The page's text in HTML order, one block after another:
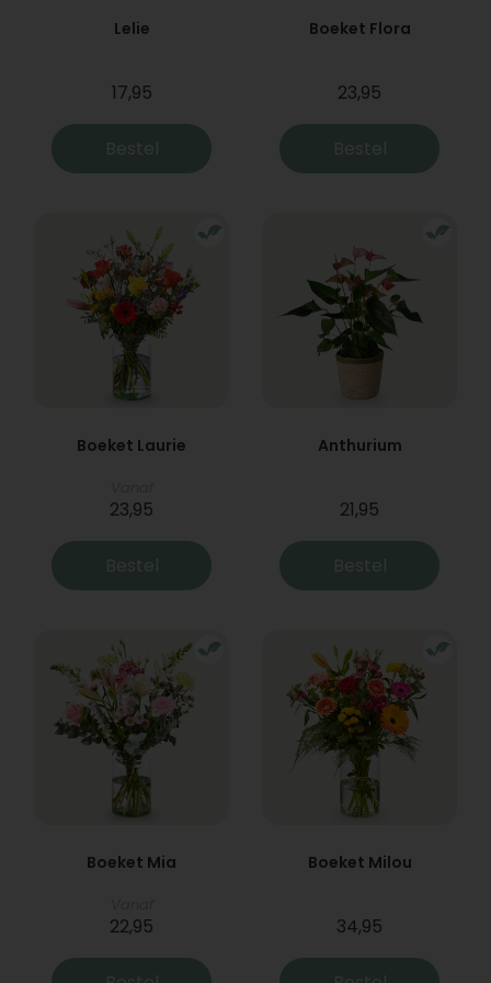
Lelie
17,95
Bestel
Boeket Flora
23,95
Bestel
Boeket Laurie
23,95
Bestel
Anthurium
21,95
Bestel
Boeket Mia
22,95
Boeket Milou
34,95